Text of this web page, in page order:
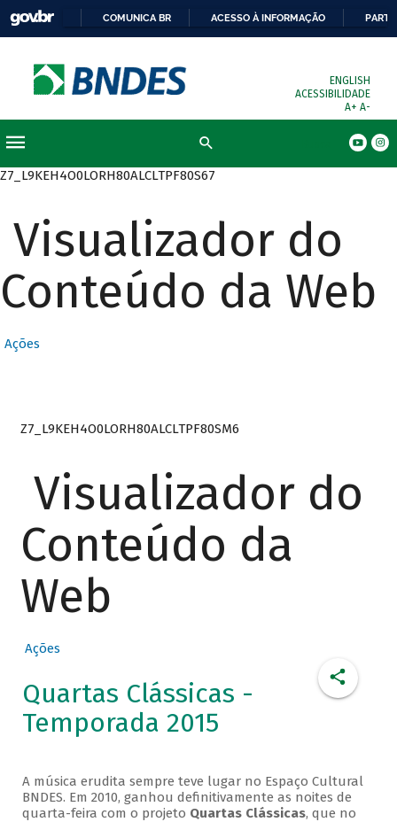
COMUNICA BR ACESSO À INFORMAÇÃO
ENGLISH
ACESSIBILIDADE
A+ A-
Z7_L9KEH4O0LORH80ALCLTPF80S67
Visualizador do
Conteúdo da Web
Ações
Z7_L9KEH4O0LORH80ALCLTPF80SM6
Visualizador do
Conteúdo da
Web
Ações
Quartas Clássicas -
Temporada 2015
A música erudita sempre teve lugar no Espaço Cultural
BNDES. Em 2010, ganhou definitivamente as noites de
quarta-feira com o projeto Quartas Clássicas, que no